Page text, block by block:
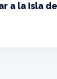
a la Isla